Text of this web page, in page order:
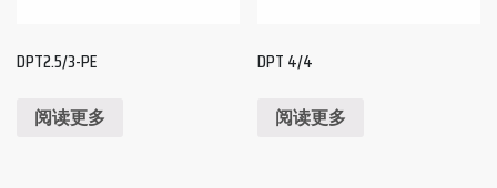
DPT2.5/3-PE
阅读更多
DPT 4/4
阅读更多